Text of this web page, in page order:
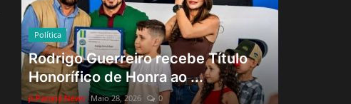
Política
Rodrigo Guerreiro recebe Título
Honorífico de Honra ao ...
Ji-Paraná News Maio 28, 2026 0